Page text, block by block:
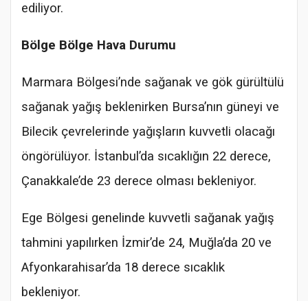
ediliyor.
Bölge Bölge Hava Durumu
Marmara Bölgesi’nde sağanak ve gök gürültülü
sağanak yağış beklenirken Bursa’nın güneyi ve
Bilecik çevrelerinde yağışların kuvvetli olacağı
öngörülüyor. İstanbul’da sıcaklığın 22 derece,
Çanakkale’de 23 derece olması bekleniyor.
Ege Bölgesi genelinde kuvvetli sağanak yağış
tahmini yapılırken İzmir’de 24, Muğla’da 20 ve
Afyonkarahisar’da 18 derece sıcaklık
bekleniyor.